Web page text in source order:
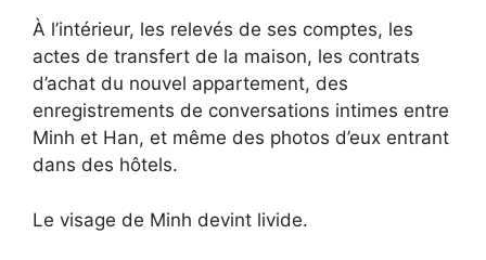
À l’intérieur, les relevés de ses comptes, les
actes de transfert de la maison, les contrats
d’achat du nouvel appartement, des
enregistrements de conversations intimes entre
Minh et Han, et même des photos d’eux entrant
dans des hôtels.
Le visage de Minh devint livide.